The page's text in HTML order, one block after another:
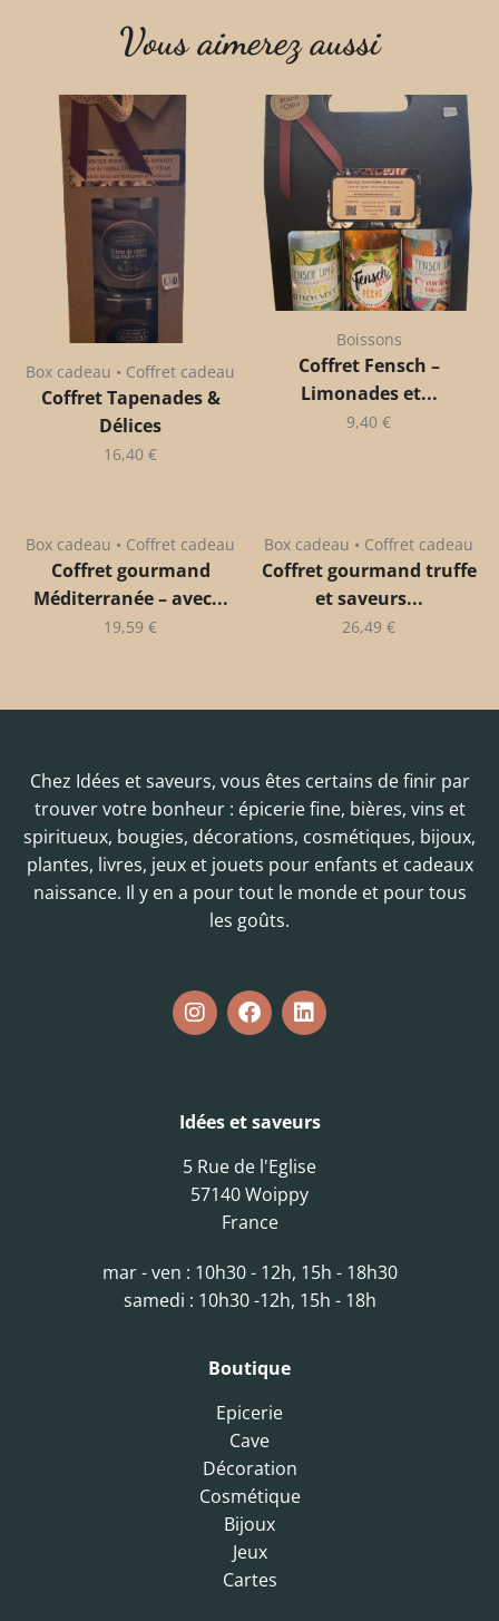
Vous aimerez aussi
Box cadeau • Coffret cadeau
Coffret Tapenades &
Délices
16,40 €
Boissons
Coffret Fensch –
Limonades et...
9,40 €
Box cadeau • Coffret cadeau
Coffret gourmand
Méditerranée – avec...
19,59 €
Box cadeau • Coffret cadeau
Coffret gourmand truffe
et saveurs...
26,49 €
Chez Idées et saveurs, vous êtes certains de finir par
trouver votre bonheur : épicerie fine, bières, vins et
spiritueux, bougies, décorations, cosmétiques, bijoux,
plantes, livres, jeux et jouets pour enfants et cadeaux
naissance. Il y en a pour tout le monde et pour tous
les goûts.
Idées et saveurs
5 Rue de l'Eglise
57140 Woippy
France
mar - ven : 10h30 - 12h, 15h - 18h30
samedi : 10h30 -12h, 15h - 18h
Boutique
Epicerie
Cave
Décoration
Cosmétique
Bijoux
Jeux
Cartes